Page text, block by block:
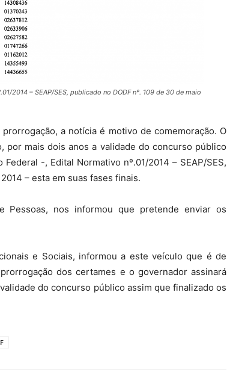
2014 – SEAP/SES, publicado no DODF nº. 109 de 30 de maio
a notícia é motivo de comemoração. O
por mais dois anos a validade do concurso público
-, Edital Normativo nº.01/2014 – SEAP/SES,
– esta em suas fases finais.
Pessoas, nos informou que pretende enviar os
e Sociais, informou a este veículo que é de
dos certames e o governador assinará
do concurso público assim que finalizado os